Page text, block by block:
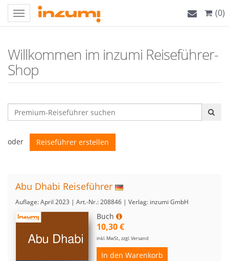
Toggle
navigation
(0)
Willkommen im inzumi Reiseführer-
Shop
oder Reiseführer erstellen
Abu Dhabi Reiseführer
Auflage: April 2023 | Art.-Nr.: 208846 | Verlag: inzumi GmbH
Buch
10,30 €
inkl. MwSt., zzgl. Versand
In den Warenkorb